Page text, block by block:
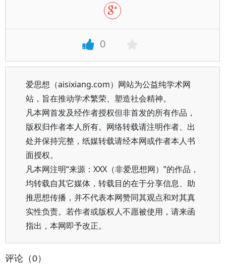
0
爱思想（aisixiang.com）网站为公益纯学术网
站，旨在推动学术繁荣、塑造社会精神。
凡本网首发及经作者授权但非首发的所有作品，
版权归作者本人所有。网络转载请注明作者、出
处并保持完整，纸媒转载请经本网或作者本人书
面授权。
凡本网注明“来源：XXX（非爱思想网）”的作品，
均转载自其它媒体，转载目的在于分享信息、助
推思想传播，并不代表本网赞同其观点和对其真
实性负责。若作者或版权人不愿被使用，请来函
指出，本网即予改正。
评论（0）